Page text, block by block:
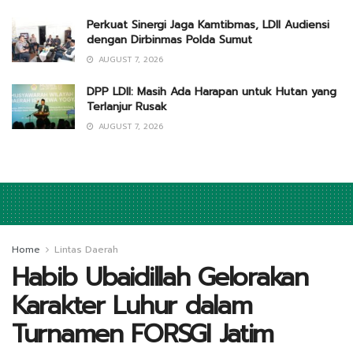
Perkuat Sinergi Jaga Kamtibmas, LDII Audiensi
dengan Dirbinmas Polda Sumut
AUGUST 7, 2026
DPP LDII: Masih Ada Harapan untuk Hutan yang
Terlanjur Rusak
AUGUST 7, 2026
Home Lintas Daerah
Habib Ubaidillah Gelorakan
Karakter Luhur dalam
Turnamen FORSGI Jatim